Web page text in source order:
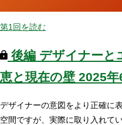
第1回を読む
後編 デザイナーと
恵と現在の壁 2025年
デザイナーの意図をより正確に
空間ですが、実際に取り入れて